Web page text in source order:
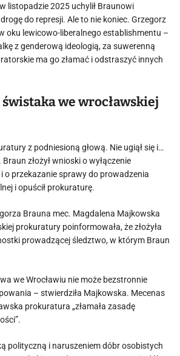
listopadzie 2025 uchylił Braunowi
do represji. Ale to nie koniec. Grzegorz
oku lewicowo-liberalnego establishmentu –
z genderową ideologią, za suwerenną
ma go złamać i odstraszyć innych
we wrocławskiej
z podniesioną głową. Nie ugiął się i…
złożył wnioski o wyłączenie
o przekazanie sprawy do prowadzenia
i opuścił prokuraturę.
Brauna mec. Magdalena Majkowska
prokuratury poinformowała, że złożyła
prowadzącej śledztwo, w którym Braun
we Wrocławiu nie może bezstronnie
– stwierdziła Majkowska. Mecenas
prokuratura „złamała zasadę
polityczną i naruszeniem dóbr osobistych